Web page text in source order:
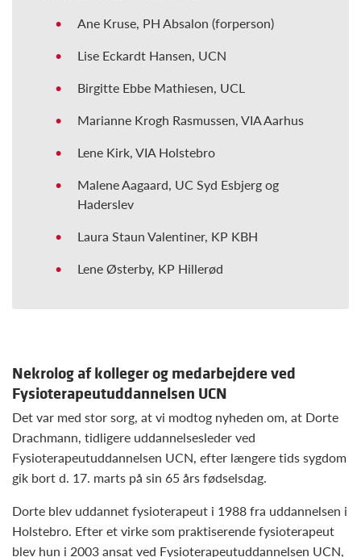
Ane Kruse, PH Absalon (forperson)
Lise Eckardt Hansen, UCN
Birgitte Ebbe Mathiesen, UCL
Marianne Krogh Rasmussen, VIA Aarhus
Lene Kirk, VIA Holstebro
Malene Aagaard, UC Syd Esbjerg og
Haderslev
Laura Staun Valentiner, KP KBH
Lene Østerby, KP Hillerød
Nekrolog af kolleger og medarbejdere ved
Fysioterapeutuddannelsen UCN
Det var med stor sorg, at vi modtog nyheden om, at Dorte
Drachmann, tidligere uddannelsesleder ved
Fysioterapeutuddannelsen UCN, efter længere tids sygdom
gik bort d. 17. marts på sin 65 års fødselsdag.
Dorte blev uddannet fysioterapeut i 1988 fra uddannelsen i
Holstebro. Efter et virke som praktiserende fysioterapeut
blev hun i 2003 ansat ved Fysioterapeutuddannelsen UCN,